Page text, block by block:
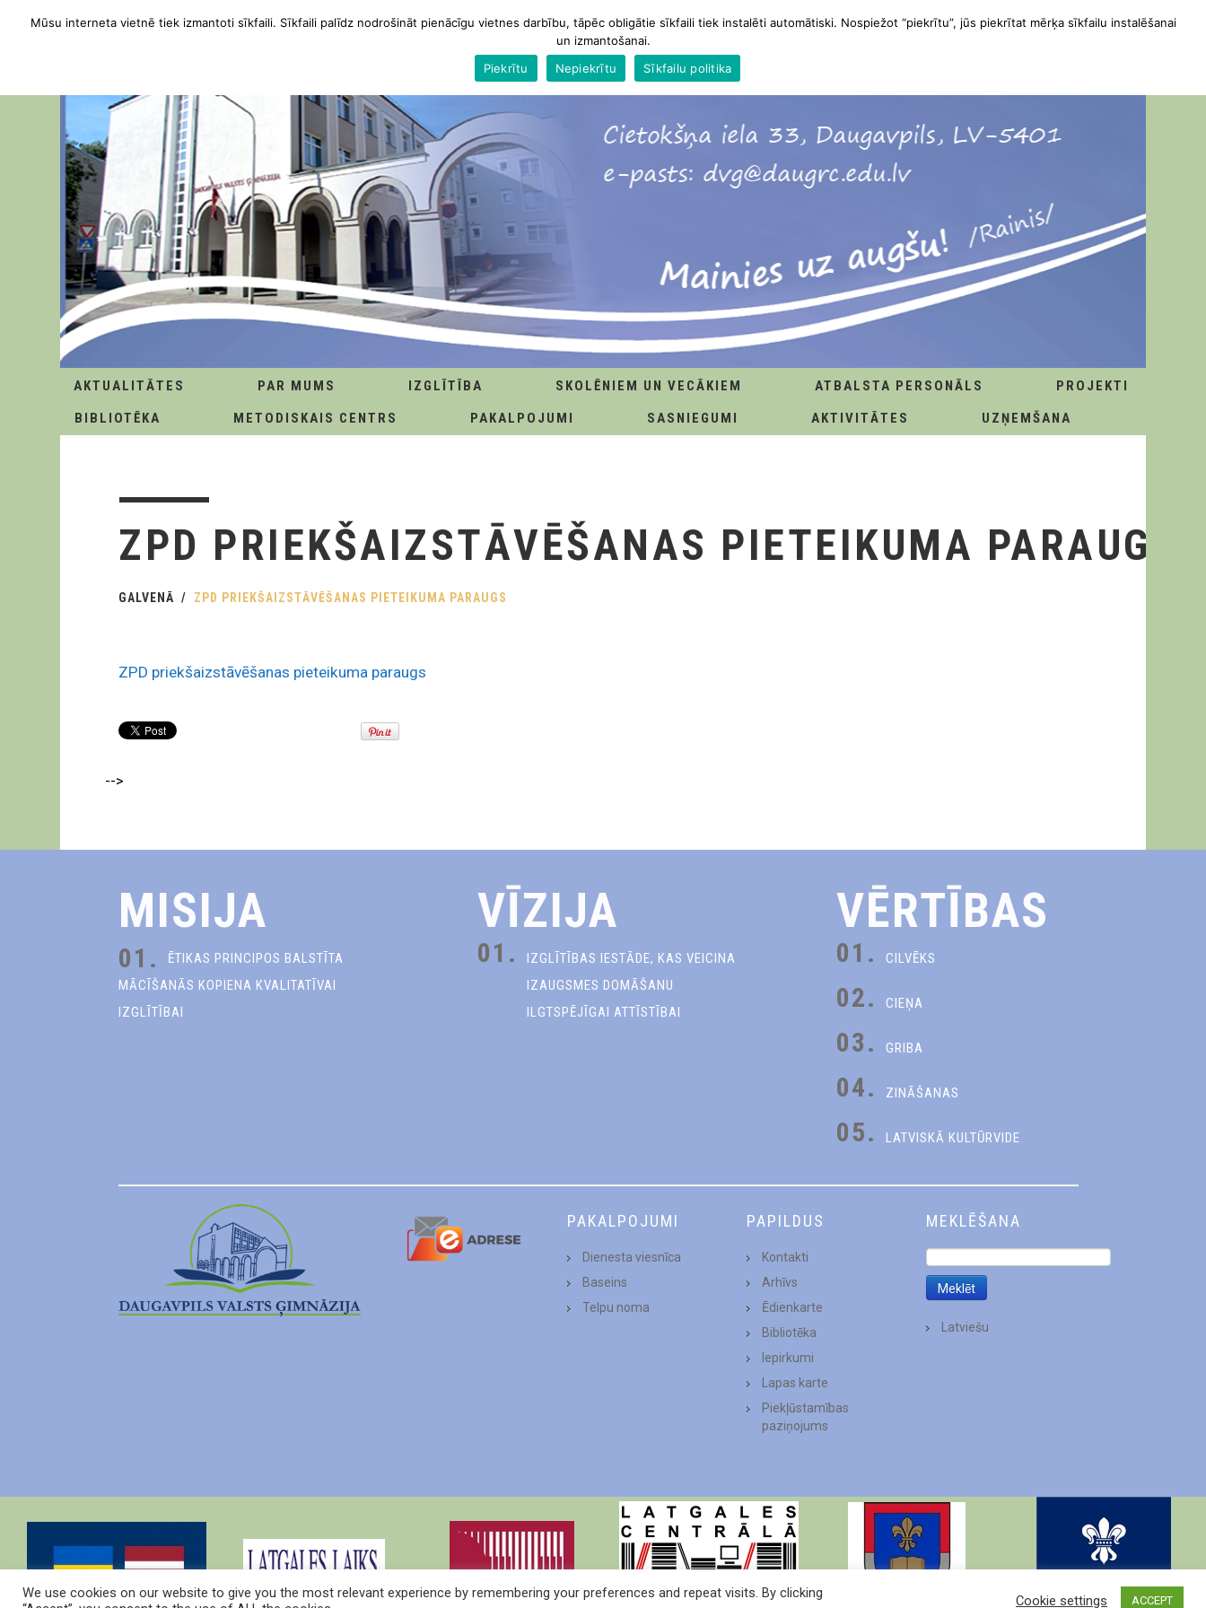
AKTUALITĀTES PAR MUMS IZGLĪTĪBA SKOLĒNIEM UN VECĀKIEM ATBALSTA PERSONĀLS
PROJEKTI
BIBLIOTĒKA
METODISKAIS CENTRS PAKALPOJUMI SASNIEGUMI AKTIVITĀTES UZŅEMŠANA
ZPD PRIEKŠAIZSTĀVĒŠANAS PIETEIKUMA PARAUGS
GALVENĀ ZPD PRIEKŠAIZSTĀVĒŠANAS PIETEIKUMA PARAUGS
ZPD priekšaizstāvēšanas pieteikuma paraugs
-->
MISIJA
01.
ĒTIKAS PRINCIPOS BALSTĪTA
MĀCĪŠANĀS KOPIENA KVALITATĪVAI
IZGLĪTĪBAI
VĪZIJA
01.
IZGLĪTĪBAS IESTĀDE, KAS VEICINA
IZAUGSMES DOMĀŠANU
ILGTSPĒJĪGAI ATTĪSTĪBAI
VĒRTĪBAS
01. CILVĒKS
02. CIEŅA
03. GRIBA
04. ZINĀŠANAS
05. LATVISKĀ KULTŪRVIDE
PAKALPOJUMI
Dienesta viesnīca
Baseins
Telpu noma
PAPILDUS
Kontakti
Arhīvs
Ēdienkarte
Bibliotēka
Iepirkumi
Lapas karte
Piekļūstamības
paziņojums
MEKLĒŠANA
Latviešu
We use cookies on our website to give you the most relevant experience by remembering your preferences and repeat visits. By clicking
Cookie settings ACCEPT
Mūsu interneta vietnē tiek izmantoti sīkfaili. Sīkfaili palīdz nodrošināt pienācīgu vietnes darbību, tāpēc obligātie sīkfaili tiek instalēti automātiski. Nospiežot “piekrītu”, jūs piekrītat mērķa sīkfailu instalēšanai
un izmantošanai.
Piekrītu
Nepiekrītu Sīkfailu politika